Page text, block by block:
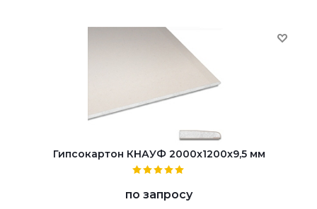
Гипсокартон КНАУФ 2000x1200x9,5 мм
по запросу